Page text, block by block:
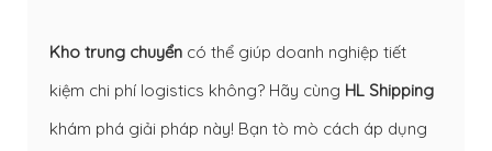
Kho trung chuyển có thể giúp doanh nghiệp tiết
kiệm chi phí logistics không? Hãy cùng HL Shipping
khám phá giải pháp này! Bạn tò mò cách áp dụng